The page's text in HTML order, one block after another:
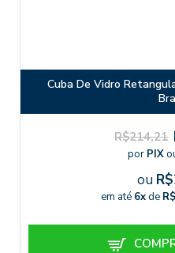
Cuba De Vidro
R$214,21
por PIX
ou
em até 6xde